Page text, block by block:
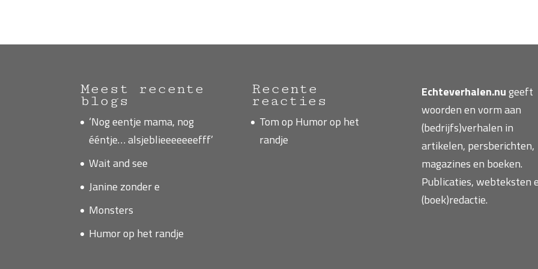
Meest recente
blogs
‘Nog eentje mama, nog
ééntje… alsjeblieeeeeeefff’
Wait and see
Janine zonder e
Monsters
Humor op het randje
Recente
reacties
Tomop Humor op het
randje
Echteverhalen.nugeeft
woorden en vorm aan
(bedrijfs)verhalen in
artikelen, persberichten,
magazines en boeken.
Publicaties, webteksten
(boek)redactie.